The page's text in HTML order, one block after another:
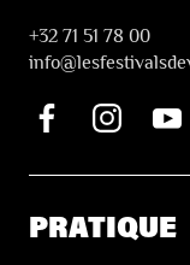
+32 71 51 78 00
i
PRATIQUE